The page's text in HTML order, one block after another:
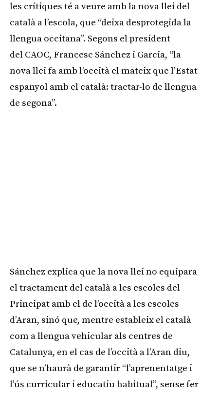
les crítiques té a veure amb la nova llei del
català a l’escola, que “deixa desprotegida la
llengua occitana”. Segons el president
del CAOC, Francesc Sánchez i Garcia, “la
nova llei fa amb l’occità el mateix que l’Estat
espanyol amb el català: tractar-lo de llengua
de segona”.
Sánchez explica que la nova llei no equipara
el tractament del català a les escoles del
Principat amb el de l’occità a les escoles
d’Aran, sinó que, mentre estableix el català
com a llengua vehicular als centres de
Catalunya, en el cas de l’occità a l’Aran diu,
que se n’haurà de garantir “l’aprenentatge i
l’ús curricular i educatiu habitual”, sense fer